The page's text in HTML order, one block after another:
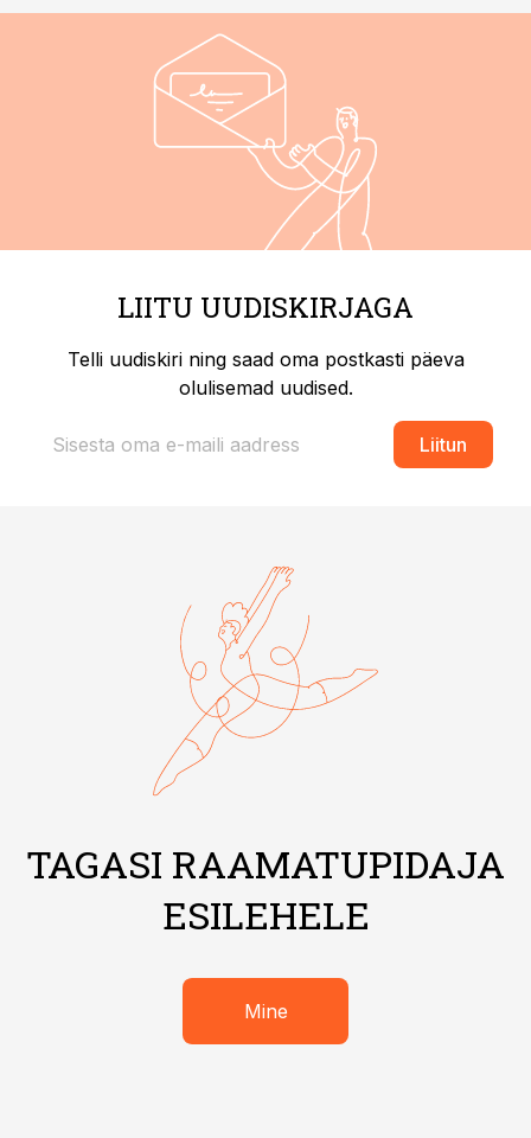
LIITU UUDISKIRJAGA
Telli uudiskiri ning saad oma postkasti päeva
olulisemad uudised.
Liitun
TAGASI RAAMATUPIDAJA
ESILEHELE
Mine